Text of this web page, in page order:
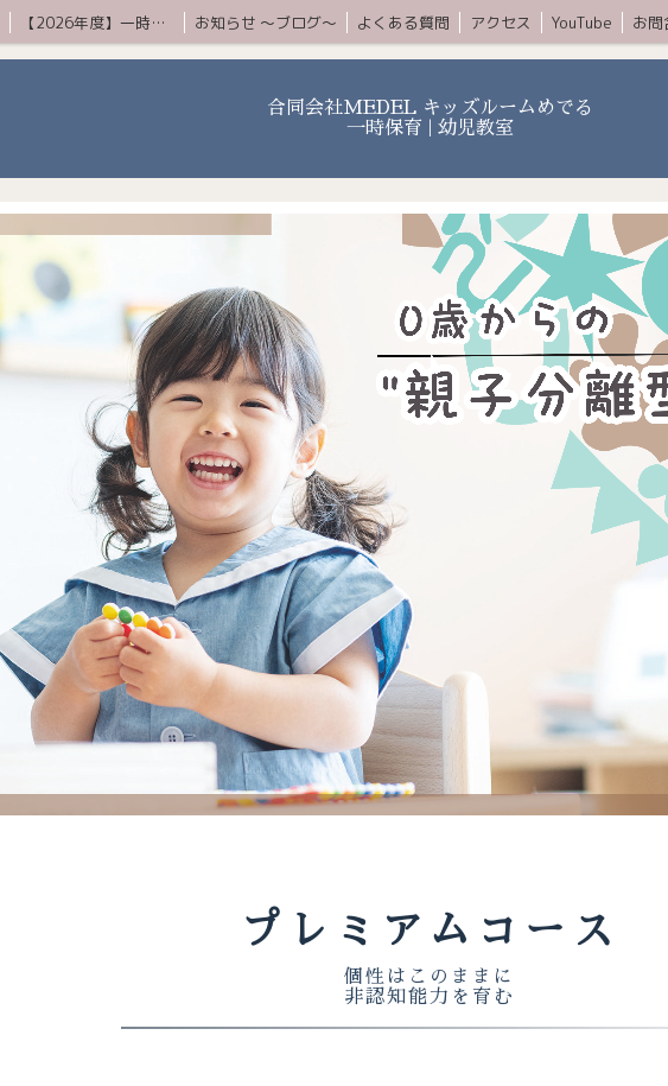
【2026年度】一時保育プレミアムコース お知らせ 〜ブログ〜 よくある質問 アクセス YouTube お問
合同会社MEDEL キッズルームめでる
一時保育 | 幼児教室
プレミアムコース
個性はこのままに
非認知能力を育む